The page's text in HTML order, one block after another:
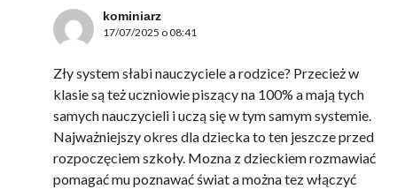
kominiarz
17/07/2025 o 08:41
Zły system słabi nauczyciele a rodzice? Przecież w
klasie są też uczniowie piszący na 100% a mają tych
samych nauczycieli i uczą się w tym samym systemie.
Najważniejszy okres dla dziecka to ten jeszcze przed
rozpoczęciem szkoły. Mozna z dzieckiem rozmawiać
pomagać mu poznawać świat a można tez włączyć